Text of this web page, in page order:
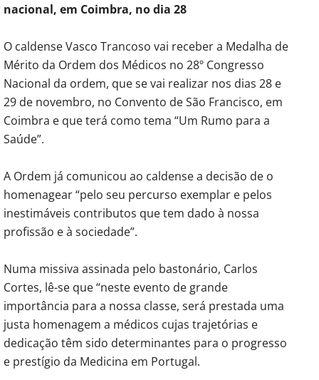
nacional, em Coimbra, no dia 28
O caldense Vasco Trancoso vai receber a Medalha de
Mérito da Ordem dos Médicos no 28º Congresso
Nacional da ordem, que se vai realizar nos dias 28 e
29 de novembro, no Convento de São Francisco, em
Coimbra e que terá como tema “Um Rumo para a
Saúde”.
A Ordem já comunicou ao caldense a decisão de o
homenagear “pelo seu percurso exemplar e pelos
inestimáveis contributos que tem dado à nossa
profissão e à sociedade”.
Numa missiva assinada pelo bastonário, Carlos
Cortes, lê-se que “neste evento de grande
importância para a nossa classe, será prestada uma
justa homenagem a médicos cujas trajetórias e
dedicação têm sido determinantes para o progresso
e prestígio da Medicina em Portugal.